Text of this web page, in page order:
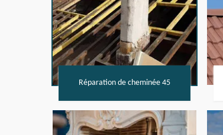
Réparation de cheminée 45